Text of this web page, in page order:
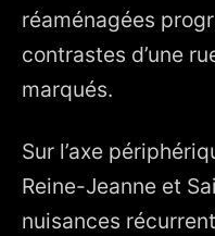
réaménagées
contrastes d’une
marqués.
Sur l’axe
Reine-Jeanne et
nuisances